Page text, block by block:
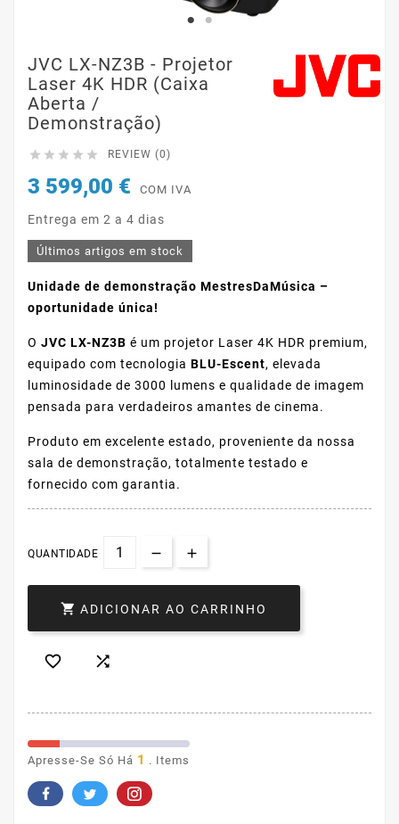
JVC LX-NZ3B - Projetor
Laser 4K HDR (Caixa
Aberta /
Demonstração)
     REVIEW (0)
3 599,00 € COM IVA
Entrega em 2 a 4 dias
Últimos artigos em stock
Unidade de demonstração MestresDaMúsica –
oportunidade única!
O JVC LX-NZ3B é um projetor Laser 4K HDR premium,
equipado com tecnologia BLU-Escent, elevada
luminosidade de 3000 lumens e qualidade de imagem
pensada para verdadeiros amantes de cinema.
Produto em excelente estado, proveniente da nossa
sala de demonstração, totalmente testado e
fornecido com garantia.
QUANTIDADE
 ADICIONAR AO CARRINHO
 
Apresse-Se Só Há 1 . Items